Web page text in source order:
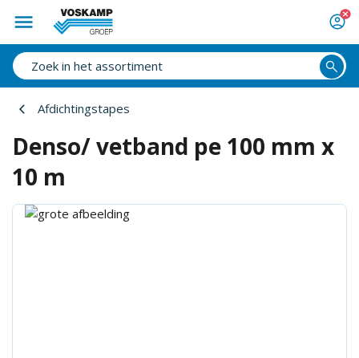
Afdichtingstapes
Denso/ vetband pe 100 mm x
10 m